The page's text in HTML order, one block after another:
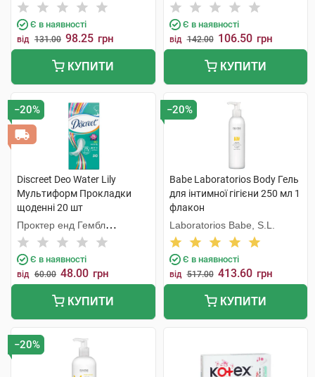
Є в наявності
від 131.00 98.25 грн
КУПИТИ
Є в наявності
від 142.00 106.50 грн
КУПИТИ
−20%
Discreet Deo Water Lily
Мультиформ Прокладки
щоденні 20 шт
Проктер енд Гембл
Мануфекчурінг
Є в наявності
від 60.00 48.00 грн
КУПИТИ
−20%
Babe Laboratorios Body Гель
для інтимної гігієни 250 мл 1
флакон
Laboratorios Babe, S.L.
Є в наявності
від 517.00 413.60 грн
КУПИТИ
−20%